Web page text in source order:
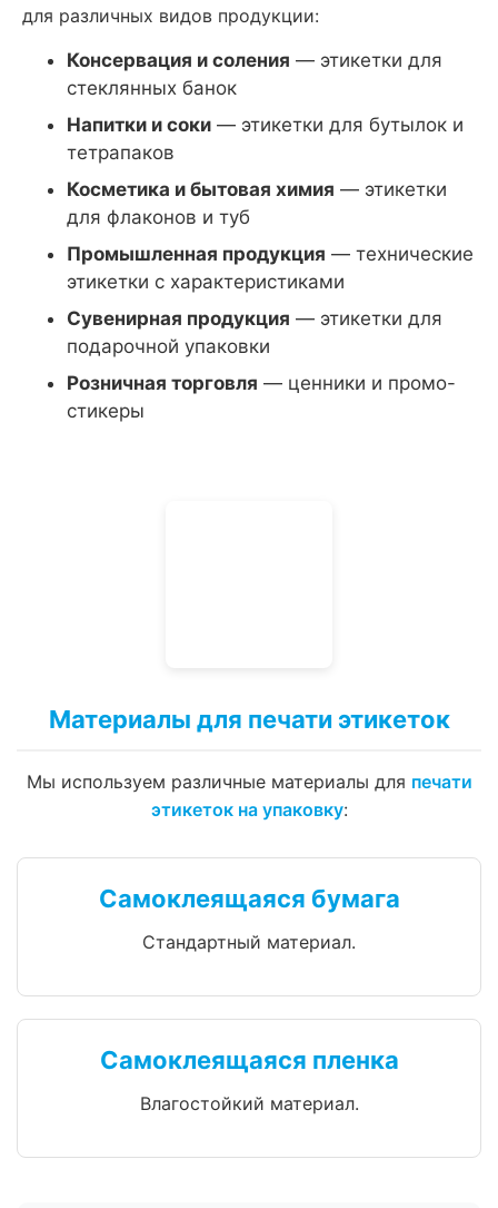
для различных видов продукции:
Консервация и соления — этикетки для
стеклянных банок
Напитки и соки — этикетки для бутылок и
тетрапаков
Косметика и бытовая химия — этикетки
для флаконов и туб
Промышленная продукция — технические
этикетки с характеристиками
Сувенирная продукция — этикетки для
подарочной упаковки
Розничная торговля — ценники и промо-
стикеры
Материалы для печати этикеток
Мы используем различные материалы для печати
этикеток на упаковку:
Самоклеящаяся бумага
Стандартный материал.
Самоклеящаяся пленка
Влагостойкий материал.